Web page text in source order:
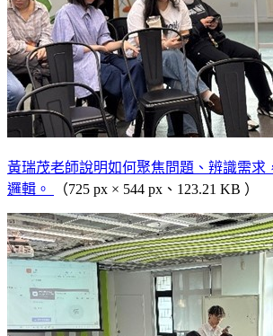
黃瑞茂老師說明如何聚焦問題、辨識需求
邏輯。
（725 px × 544 px、123.21 KB ）